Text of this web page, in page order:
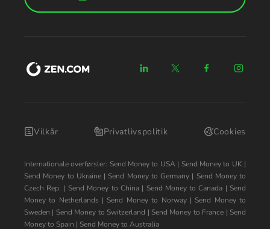
Vilkår Privatlivspolitik Cookies
Internationale overførsler: Send Money to USA| Send Money to UK |
Send Money to Ukraine| Send Money to Germany | Send Money to
Czech Rep. | Send Money to China| Send Money to Canada | Send
Money to Netherlands | Send Money to Norway| Send Money to
Sweden | Send Money to Switzerland | Send Money to France | Send
Money to Spain | Send Money to Australia